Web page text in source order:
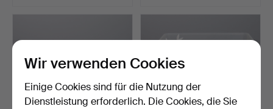
Wir verwenden Cookies
Einige Cookies sind für die Nutzung der
Dienstleistung erforderlich. Die Cookies, die Sie